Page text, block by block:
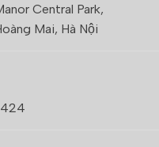
Central Park,
Mai, Hà Nội